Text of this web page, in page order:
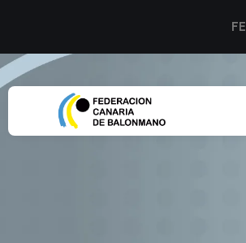
Las cadetes